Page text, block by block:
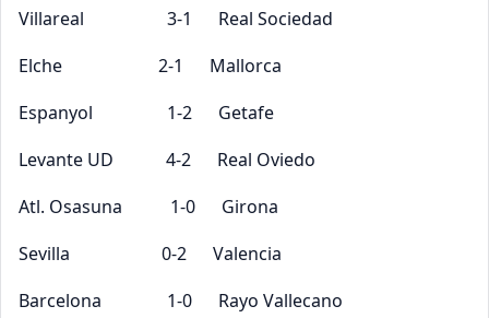
Villareal 3-1 Real Sociedad
Elche 2-1 Mallorca
Espanyol 1-2 Getafe
Levante UD 4-2 Real Oviedo
Atl. Osasuna 1-0 Girona
Sevilla 0-2 Valencia
Barcelona 1-0 Rayo Vallecano